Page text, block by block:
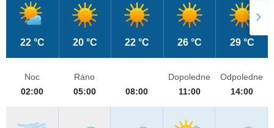
22 °C 20 °C 22 °C 26 °C 29 °C
Noc
02:00
Ráno
05:00
08:00
Dopoledne
11:00
Odpoledne
14:00